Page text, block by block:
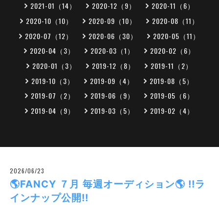
2021-01（14）
2020-12（9）
2020-11（6）
2020-10（10）
2020-09（10）
2020-08（11）
2020-07（12）
2020-06（30）
2020-05（11）
2020-04（3）
2020-03（1）
2020-02（6）
2020-01（3）
2019-12（8）
2019-11（2）
2019-10（3）
2019-09（4）
2019-08（5）
2019-07（2）
2019-06（9）
2019-05（6）
2019-04（9）
2019-03（5） 2019-02（4）
2026/06/23
🌎FANCY ７月 毎週オーディション🌎 !!ラ
インナップ公開!!